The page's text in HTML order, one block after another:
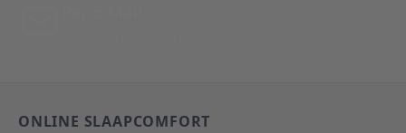
ONLINE SLAAPCOMFORT